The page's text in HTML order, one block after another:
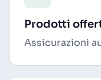
Prodotti
Assicurazioni